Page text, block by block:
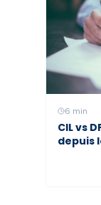
6 min
CIL vs
depuis